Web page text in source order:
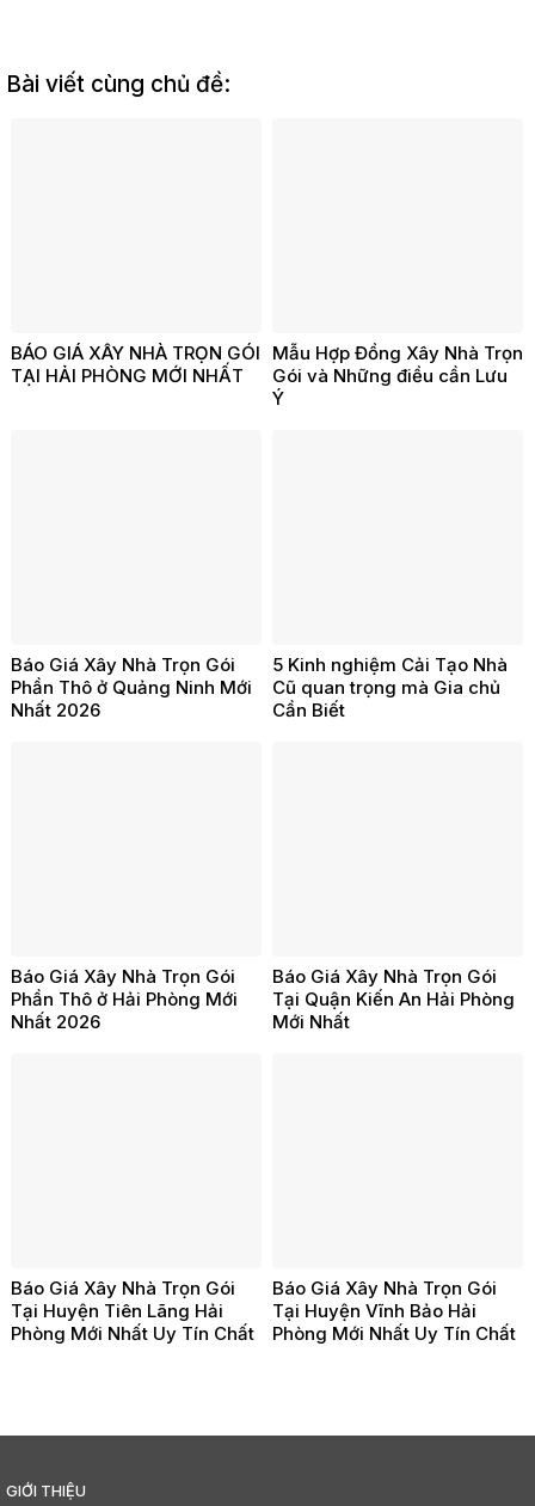
Bài viết cùng chủ đề:
BÁO GIÁ XÂY NHÀ TRỌN GÓI
TẠI HẢI PHÒNG MỚI NHẤT
Mẫu Hợp Đồng Xây Nhà Trọn
Gói và Những điều cần Lưu
Ý
Báo Giá Xây Nhà Trọn Gói
Phần Thô ở Quảng Ninh Mới
Nhất 2026
5 Kinh nghiệm Cải Tạo Nhà
Cũ quan trọng mà Gia chủ
Cần Biết
Báo Giá Xây Nhà Trọn Gói
Phần Thô ở Hải Phòng Mới
Nhất 2026
Báo Giá Xây Nhà Trọn Gói
Tại Quận Kiến An Hải Phòng
Mới Nhất
Báo Giá Xây Nhà Trọn Gói
Tại Huyện Tiên Lãng Hải
Phòng Mới Nhất Uy Tín Chất
Báo Giá Xây Nhà Trọn Gói
Tại Huyện Vĩnh Bảo Hải
Phòng Mới Nhất Uy Tín Chất
GIỚI THIỆU